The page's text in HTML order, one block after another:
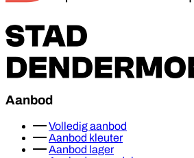
Aanbod
Volledig aanbod
Aanbod kleuter
Aanbod lager